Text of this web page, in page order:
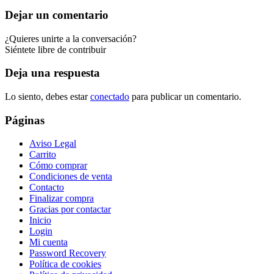
Dejar un comentario
¿Quieres unirte a la conversación?
Siéntete libre de contribuir
Deja una respuesta
Lo siento, debes estarconectado para publicar un comentario.
Páginas
Aviso Legal
Carrito
Cómo comprar
Condiciones de venta
Contacto
Finalizar compra
Gracias por contactar
Inicio
Login
Mi cuenta
Password Recovery
Política de cookies